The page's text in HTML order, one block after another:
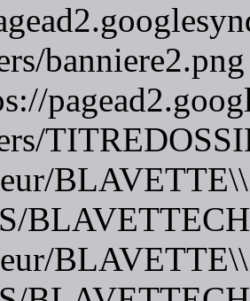
banniere2.png
BLAVETTE\\
BLAVETTE\\